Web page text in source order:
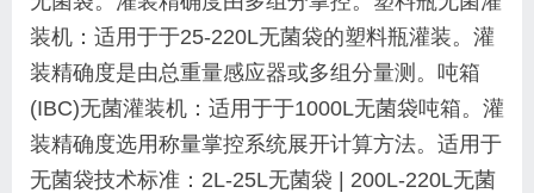
装机：适用于于25-220L无菌袋的塑料瓶灌装。灌
装精确度是由总重量感应器或多组分量测。 吨箱
(IBC)无菌灌装机：适用于于1000L无菌袋吨箱。灌
装精确度选用称量掌控系统展开计算方法。适用于
无菌袋技术标准：2L-25L无菌袋 | 200L-220L无菌